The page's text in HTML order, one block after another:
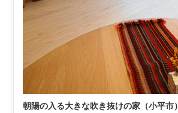
朝陽の入る大きな吹き抜けの家（小平市）